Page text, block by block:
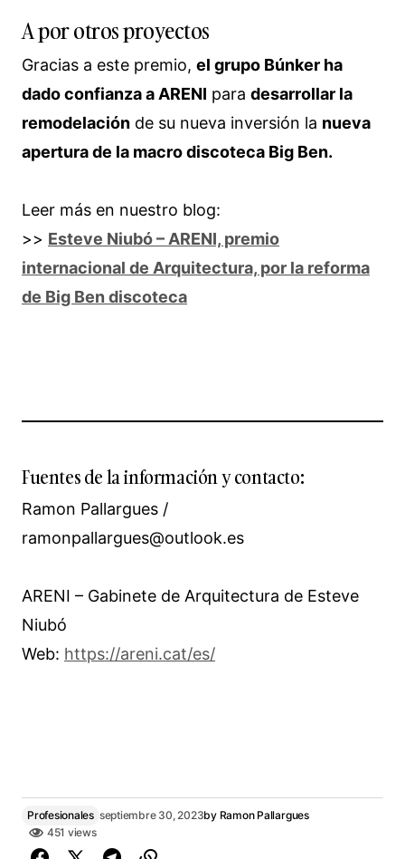
A por otros proyectos
Gracias a este premio, el grupo Búnker ha
dado confianza a ARENI para desarrollar la
remodelación de su nueva inversión la nueva
apertura de la macro discoteca Big Ben.
Leer más en nuestro blog:
>> Esteve Niubó – ARENI, premio
internacional de Arquitectura, por la reforma
de Big Ben discoteca
Fuentes de la información y contacto:
Ramon Pallargues /
ramonpallargues@outlook.es
ARENI – Gabinete de Arquitectura de Esteve
Niubó
Web: https://areni.cat/es/
Profesionales septiembre 30, 2023by Ramon Pallargues
451 views